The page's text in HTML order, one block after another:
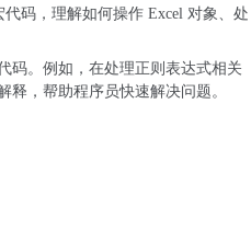
码，理解如何操作 Excel 对象、处
码。例如，在处理正则表达式相关
，帮助程序员快速解决问题。